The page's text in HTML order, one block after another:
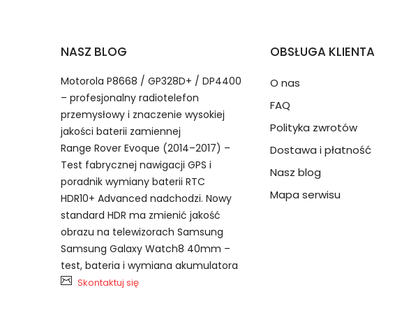
Dzięki ochronie kupujących w systemie
przedmiot do Ciebie nie dotrze lub będzie
Numer produktu ładowarki
Model urządzenia
Numer produktu baterii
Nokia BTY2500Li23 bateria, BTY2500Li23
3250 6151 akumulator.
NASZ BLOG
Motorola P8668 / GP328D+ / DP4400
– profesjonalny radiotelefon
przemysłowy i znaczenie wysokiej
jakości baterii zamiennej
Range Rover Evoque (2014–2017) –
Test fabrycznej nawigacji GPS i
poradnik wymiany baterii RTC
HDR10+ Advanced nadchodzi. Nowy
standard HDR ma zmienić jakość
obrazu na telewizorach Samsung
Samsung Galaxy Watch8 40mm –
test, bateria i wymiana akumulatora
Skontaktuj się
OBSŁUGA KLIENTA
O nas
FAQ
Polityka zwrotów
Dostawa i płatność
Nasz blog
Mapa serwisu